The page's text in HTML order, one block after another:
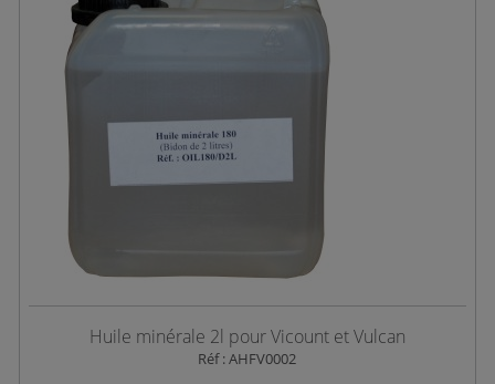
Huile minérale 2l pour Vicount et Vulcan
Réf : AHFV0002